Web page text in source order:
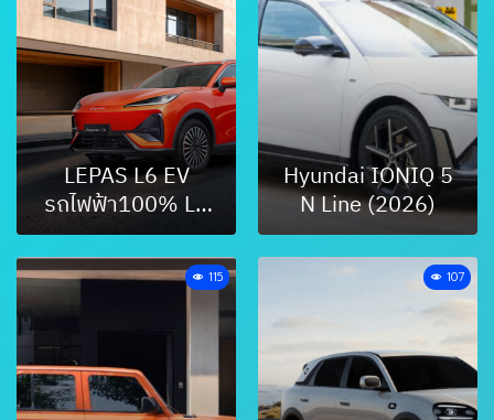
LEPAS L6 EV
รถไฟฟ้า100% L6
EV Comfort FWD
769,900 บาท L6
EV Premium FWD
799,900 บาท
Hyundai IONIQ 5
N Line (2026)
115 107